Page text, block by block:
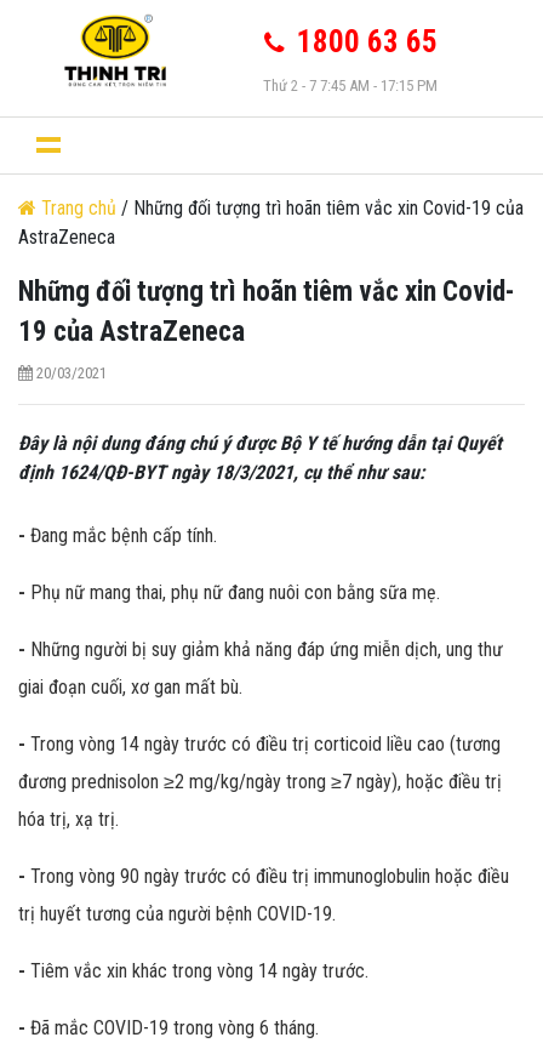
1800 63 65
Thứ 2 - 7 7:45 AM - 17:15 PM
Trang chủ / Những đối tượng trì hoãn tiêm vắc xin Covid-19 của
AstraZeneca
Những đối tượng trì hoãn tiêm vắc xin Covid-
19 của AstraZeneca
20/03/2021
Đây là nội dung đáng chú ý được Bộ Y tế hướng dẫn tại Quyết
định 1624/QĐ-BYT ngày 18/3/2021, cụ thể như sau:
- Đang mắc bệnh cấp tính.
- Phụ nữ mang thai, phụ nữ đang nuôi con bằng sữa mẹ.
- Những người bị suy giảm khả năng đáp ứng miễn dịch, ung thư
giai đoạn cuối, xơ gan mất bù.
- Trong vòng 14 ngày trước có điều trị corticoid liều cao (tương
đương prednisolon ≥2 mg/kg/ngày trong ≥7 ngày), hoặc điều trị
hóa trị, xạ trị.
- Trong vòng 90 ngày trước có điều trị immunoglobulin hoặc điều
trị huyết tương của người bệnh COVID-19.
- Tiêm vắc xin khác trong vòng 14 ngày trước.
- Đã mắc COVID-19 trong vòng 6 tháng.